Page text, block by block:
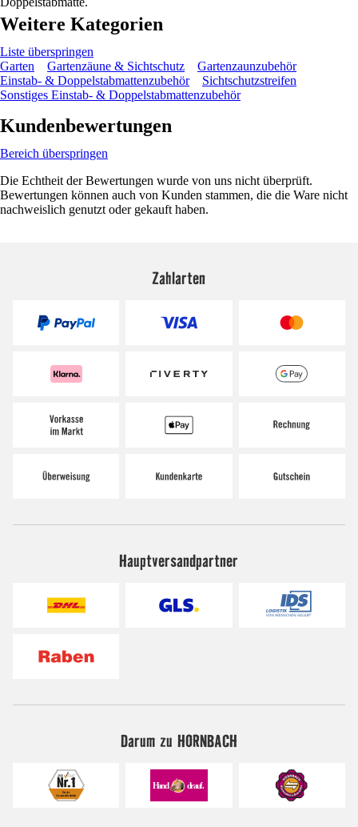
Weitere Kategorien
Liste überspringen
Garten
Gartenzäune & Sichtschutz
Gartenzaunzubehör
Einstab- & Doppelstabmattenzubehör
Sichtschutzstreifen
Sonstiges Einstab- & Doppelstabmattenzubehör
Kundenbewertungen
Bereich überspringen
Die Echtheit der Bewertungen wurde von uns nicht überprüft.
Bewertungen können auch von Kunden stammen, die die Ware nicht
nachweislich genutzt oder gekauft haben.
Zahlarten
Hauptversandpartner
Darum zu HORNBACH